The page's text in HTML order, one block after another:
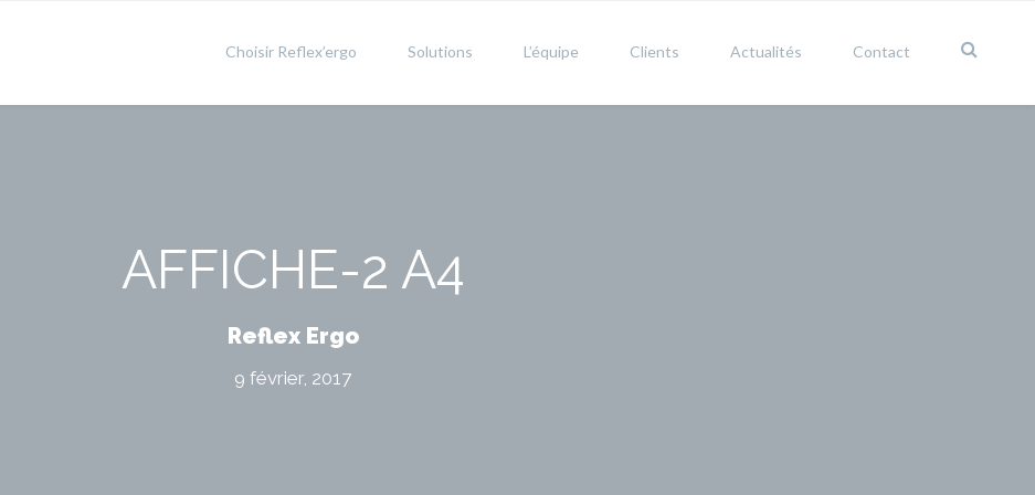
Choisir Reflex’ergo Solutions L’équipe Clients Actualités Contact
AFFICHE-2 A4
Reflex Ergo
9 février, 2017